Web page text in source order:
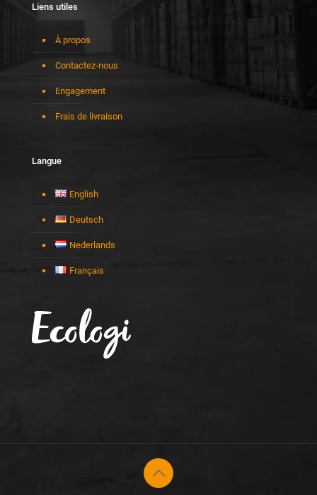
Liens utiles
À propos
Contactez-nous
Engagement
Frais de livraison
Langue
English
Deutsch
Nederlands
Français